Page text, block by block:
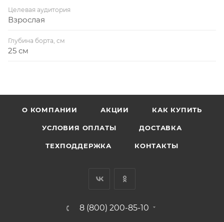
Целевая аудитория
Взрослая
Глубина борта, см
25 см
О КОМПАНИИ АКЦИИ КАК КУПИТЬ
УСЛОВИЯ ОПЛАТЫ ДОСТАВКА
ТЕХПОДДЕРЖКА КОНТАКТЫ
8 (800) 200-85-10